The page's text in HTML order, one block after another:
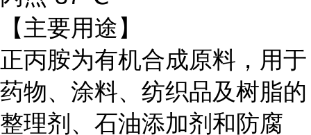
【主要用途】
正丙胺为有机合成原料，用于
药物、涂料、纺织品及树脂的
整理剂、石油添加剂和防腐